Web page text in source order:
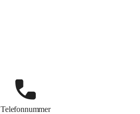
Telefonnummer